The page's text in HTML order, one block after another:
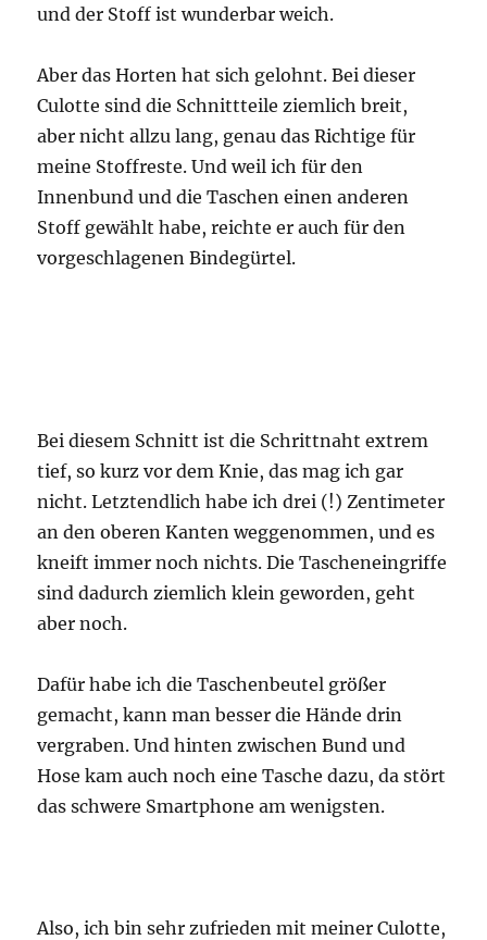
und der Stoff ist wunderbar weich.
Aber das Horten hat sich gelohnt. Bei dieser
Culotte sind die Schnittteile ziemlich breit,
aber nicht allzu lang, genau das Richtige für
meine Stoffreste. Und weil ich für den
Innenbund und die Taschen einen anderen
Stoff gewählt habe, reichte er auch für den
vorgeschlagenen Bindegürtel.
Bei diesem Schnitt ist die Schrittnaht extrem
tief, so kurz vor dem Knie, das mag ich gar
nicht. Letztendlich habe ich drei (!) Zentimeter
an den oberen Kanten weggenommen, und es
kneift immer noch nichts. Die Tascheneingriffe
sind dadurch ziemlich klein geworden, geht
aber noch.
Dafür habe ich die Taschenbeutel größer
gemacht, kann man besser die Hände drin
vergraben. Und hinten zwischen Bund und
Hose kam auch noch eine Tasche dazu, da stört
das schwere Smartphone am wenigsten.
Also, ich bin sehr zufrieden mit meiner Culotte,